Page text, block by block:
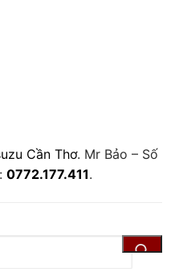
Cần Thơ. Mr Bảo – Số
0772.177.411.